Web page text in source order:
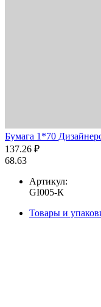
Бумага 1*70
137.26 ₽
68.63
Артикул:
GI005-К
Товары и